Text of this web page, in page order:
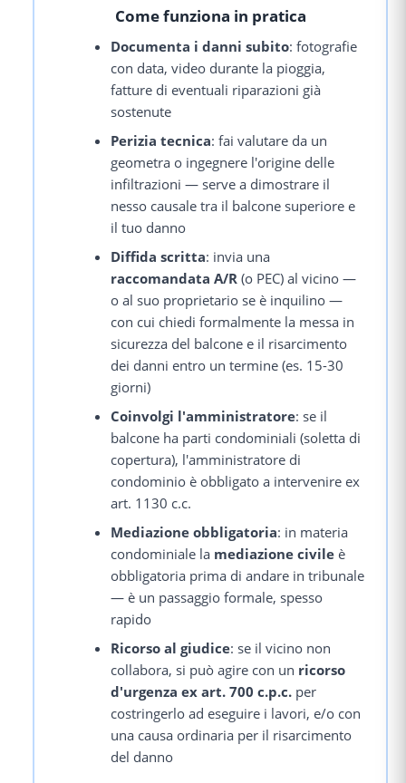
Come funziona in pratica
Documenta i danni subito: fotografie
con data, video durante la pioggia,
fatture di eventuali riparazioni già
sostenute
Perizia tecnica: fai valutare da un
geometra o ingegnere l'origine delle
infiltrazioni — serve a dimostrare il
nesso causale tra il balcone superiore e
il tuo danno
Diffida scritta: invia una
raccomandata A/R (o PEC) al vicino —
o al suo proprietario se è inquilino —
con cui chiedi formalmente la messa in
sicurezza del balcone e il risarcimento
dei danni entro un termine (es. 15-30
giorni)
Coinvolgi l'amministratore: se il
balcone ha parti condominiali (soletta di
copertura), l'amministratore di
condominio è obbligato a intervenire ex
art. 1130 c.c.
Mediazione obbligatoria: in materia
condominiale la mediazione civile è
obbligatoria prima di andare in tribunale
— è un passaggio formale, spesso
rapido
Ricorso al giudice: se il vicino non
collabora, si può agire con un ricorso
d'urgenza ex art. 700 c.p.c. per
costringerlo ad eseguire i lavori, e/o con
una causa ordinaria per il risarcimento
del danno